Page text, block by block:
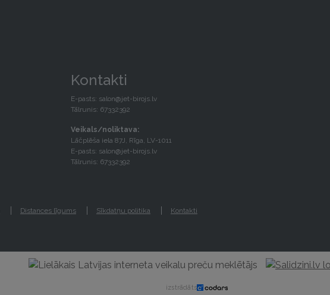
Kontakti
E-pasts: salon@jet-birojs.lv
Tālrunis: 67332392
Veikals/noliktava:
Lāčplēša iela 87J, Rīga, LV-1011
E-pasts: salon@jet-birojs.lv
Tālrunis: 67332392
Distances līgums Sīkdatņu politika Kontakti
izstrādāts